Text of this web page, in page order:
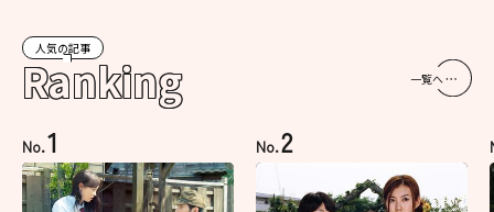
人気の記事
Ranking 一覧へ
No.1 No.2